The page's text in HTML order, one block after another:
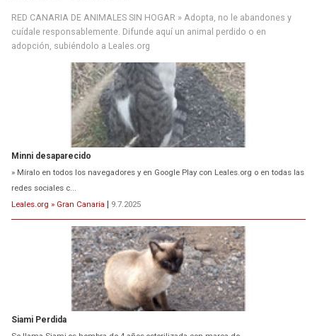
RED CANARIA DE ANIMALES SIN HOGAR » Adopta, no le abandones y
cuídale responsablemente. Difunde aquí un animal perdido o en
adopción, subiéndolo a Leales.org
Minni desaparecido
» Míralo en todos los navegadores y en Google Play con Leales.org o en todas las
redes sociales c...
Leales.org » Gran Canaria | 9.7.2025
Siami Perdida